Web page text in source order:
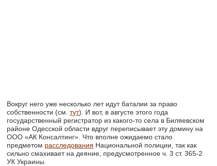
Вокруг него уже несколько лет идут баталии за право
собственности (см.тут). И вот, в августе этого года
государственный регистратор из какого-то села в Биляевском
районе Одесской области вдруг переписывает эту домину на
ООО «АК Консалтинг». Что вполне ожидаемо стало
предметом расследования Национальной полиции, так как
сильно смахивает на деяние, предусмотренное ч. 3 ст. 365-2
УК Украины.